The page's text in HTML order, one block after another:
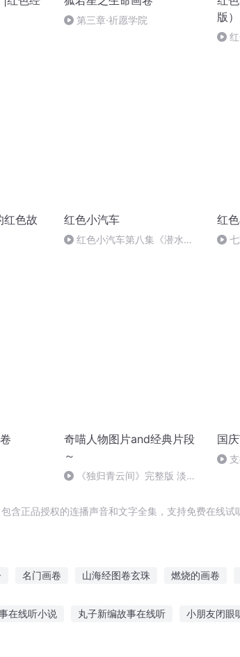
第三章·祈愿学院
版）
红色故
红色小汽车
红色小汽车第八集《潜水
红
奇喵人物图片and经典片段
～
《独归青云间》完整版 淡淡
国
含正品授权的连播声音和文字全集，支持免费在线试
名门画卷 山海经图卷玄珠 燃烧的画卷
在线听小说 丸子新编故事在线听 小朋友闭眼